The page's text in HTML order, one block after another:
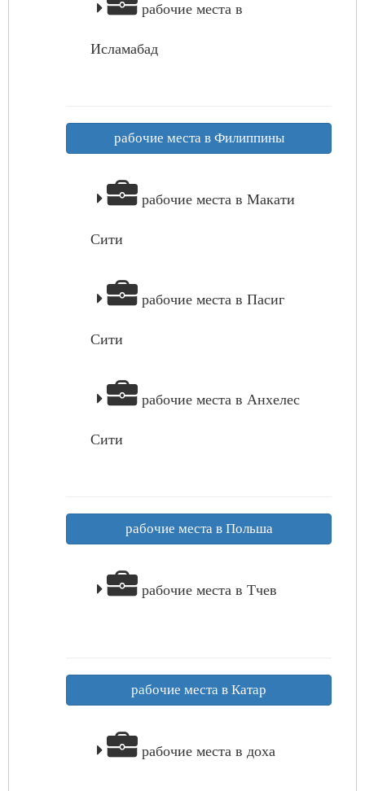
рабочие места в
Исламабад
рабочие места в Филиппины
рабочие места в Макати
Сити
рабочие места в Пасиг
Сити
рабочие места в Анхелес
Сити
рабочие места в Польша
рабочие места в Тчев
рабочие места в Катар
рабочие места в доха